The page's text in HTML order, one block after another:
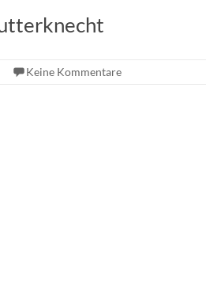
Keine Kommentare